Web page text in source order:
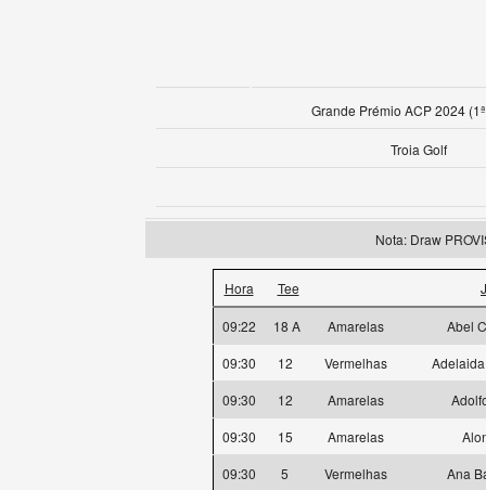
Grande Prémio ACP 2024
Troia Golf
Nota: Draw
Hora Tee
09:22 18 A Amarelas
Abel
09:30
12 Vermelhas
09:30
12 Amarelas
09:30
15 Amarelas
09:30
5 Vermelhas
Ana